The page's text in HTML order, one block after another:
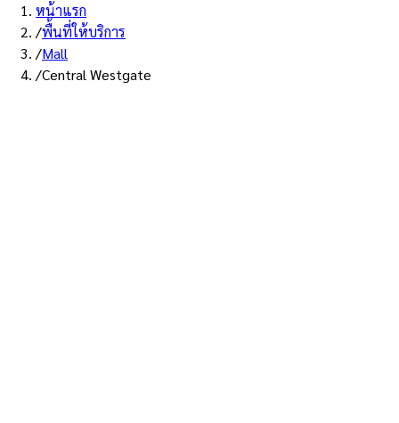
หน้าแรก
/พื้นที่ให้บริการ
/Mall
/Central Westgate